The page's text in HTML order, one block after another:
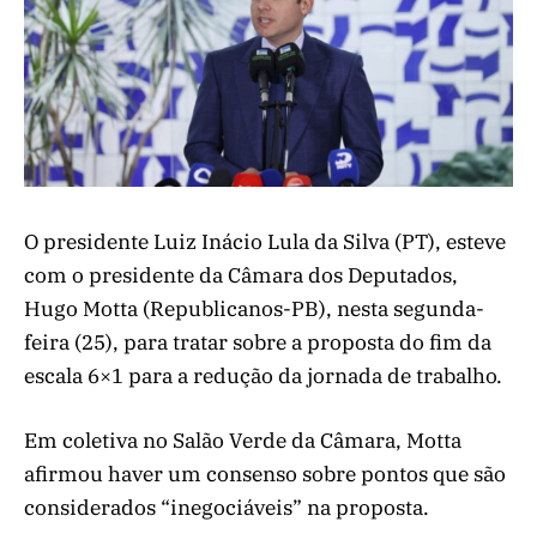
O presidente Luiz Inácio Lula da Silva (PT), esteve
com o presidente da Câmara dos Deputados,
Hugo Motta (Republicanos-PB), nesta segunda-
feira (25), para tratar sobre a proposta do fim da
escala 6×1 para a redução da jornada de trabalho.
Em coletiva no Salão Verde da Câmara, Motta
afirmou haver um consenso sobre pontos que são
considerados “inegociáveis” na proposta.